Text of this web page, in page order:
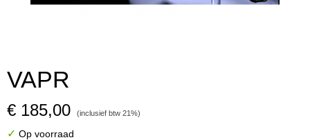
VAPR
€ 185,00 (inclusief btw 21%)
✓ Op voorraad